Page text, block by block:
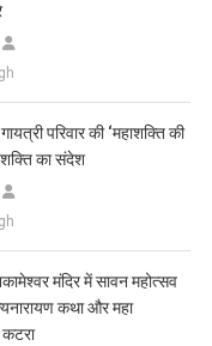
परिवार की ‘महाशक्ति की
शक्ति का संदेश
मंदिर में सावन महोत्सव
कथा और महा
कटरा